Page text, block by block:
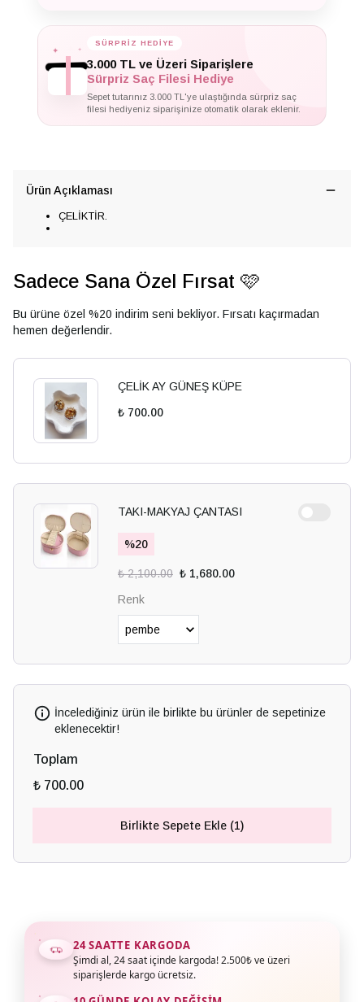
✦ SÜRPRİZ HEDİYE
3.000 TL ve Üzeri Siparişlere
Sürpriz Saç Filesi Hediye
Sepet tutarınız 3.000 TL'ye ulaştığında sürpriz saç
filesi hediyeniz siparişinize otomatik olarak eklenir.
Ürün Açıklaması
ÇELİKTİR.
Sadece Sana Özel Fırsat 🩷
Bu ürüne özel %20 indirim seni bekliyor. Fırsatı kaçırmadan
hemen değerlendir.
ÇELİK AY GÜNEŞ KÜPE
₺ 700.00
TAKI-MAKYAJ ÇANTASI
%20
₺ 2,100.00 ₺ 1,680.00
Renk
İncelediğiniz ürün ile birlikte bu ürünler de sepetinize
eklenecektir!
Toplam
₺ 700.00
Birlikte Sepete Ekle (1)
24 SAATTE KARGODA
Şimdi al, 24 saat içinde kargoda! 2.500₺ ve üzeri
siparişlerde kargo ücretsiz.